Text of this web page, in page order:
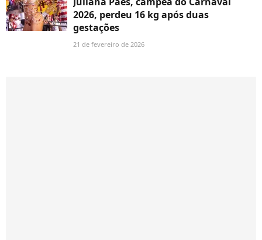
2026, perdeu 16 kg após duas
gestações
21 de fevereiro de 2026